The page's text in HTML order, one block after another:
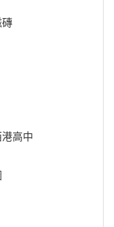
磚
高中